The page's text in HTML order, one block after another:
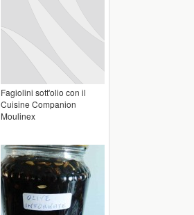
Fagiolini sott'olio con il
Cuisine Companion
Moulinex